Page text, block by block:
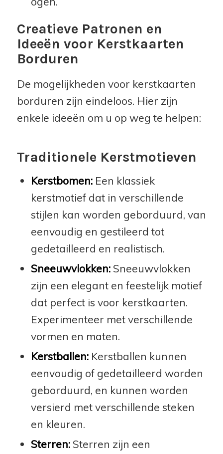
Creatieve Patronen en
Ideeën voor Kerstkaarten
Borduren
De mogelijkheden voor kerstkaarten
borduren zijn eindeloos. Hier zijn
enkele ideeën om u op weg te helpen:
Traditionele Kerstmotieven
Kerstbomen:Een klassiek
kerstmotief dat in verschillende
stijlen kan worden geborduurd, van
eenvoudig en gestileerd tot
gedetailleerd en realistisch.
Sneeuwvlokken:Sneeuwvlokken
zijn een elegant en feestelijk motief
dat perfect is voor kerstkaarten.
Experimenteer met verschillende
vormen en maten.
Kerstballen:Kerstballen kunnen
eenvoudig of gedetailleerd worden
geborduurd, en kunnen worden
versierd met verschillende steken
en kleuren.
Sterren:Sterren zijn een